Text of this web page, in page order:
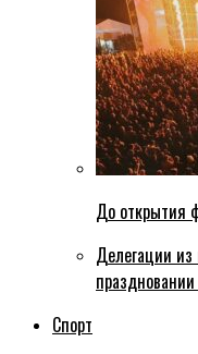
До открытия
Делегации из
Спорт